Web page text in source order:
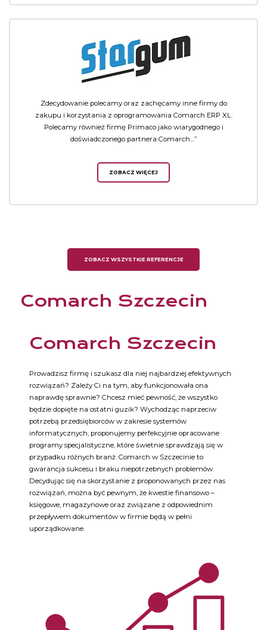
Zdecydowanie polecamy oraz zachęcamy inne firmy do
zakupu i korzystania z oprogramowania Comarch ERP XL.
Polecamy również firmę Primaco jako wiarygodnego i
doświadczonego partnera Comarch…”
ZOBACZ WIĘCEJ
ZOBACZ WSZYSTKIE REFERENCJE
Comarch Szczecin
Comarch Szczecin
Prowadzisz firmę i szukasz dla niej najbardziej efektywnych
rozwiązań? Zależy Ci na tym, aby funkcjonowała ona
naprawdę sprawnie? Chcesz mieć pewność, że wszystko
będzie dopięte na ostatni guzik? Wychodząc naprzeciw
potrzebą przedsiębiorców w zakresie systemów
informatycznych, proponujemy perfekcyjnie opracowane
programy specjalistyczne, które świetnie sprawdzają się w
przypadku różnych branż. Comarch w Szczecinie to
gwarancja sukcesu i braku niepotrzebnych problemów.
Decydując się na skorzystanie z proponowanych przez nas
rozwiązań, można być pewnym, że kwestie finansowo –
księgowe, magazynowe oraz związane z odpowiednim
przepływem dokumentów w firmie będą w pełni
uporządkowane.